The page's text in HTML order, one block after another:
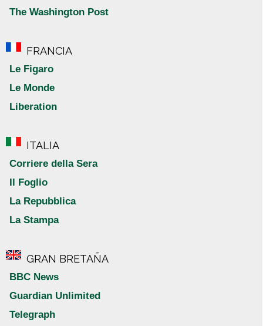
The Washington Post
FRANCIA
Le Figaro
Le Monde
Liberation
ITALIA
Corriere della Sera
Il Foglio
La Repubblica
La Stampa
GRAN BRETAÑA
BBC News
Guardian Unlimited
Telegraph